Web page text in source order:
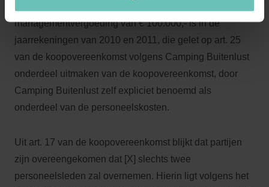
managementvergoeding van € 100.000,- is in de
jaarrekeningen van 2010 en 2011, die gelet op art. 25
van de koopovereenkomst volgens Camping Buitenlust
onderdeel uitmaken van de koopovereenkomst, door
Camping Buitenlust zelf expliciet benoemd als
onderdeel van de personeelskosten.
Uit art. 17 van de koopovereenkomst blijkt dat partijen
zijn overeengekomen dat [X] slechts twee
personeelsleden zal overnemen. Hierin ligt volgens het